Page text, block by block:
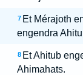
7 Et Mérajoth
engendra
8 Et Ahitub
Ahimahats.